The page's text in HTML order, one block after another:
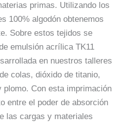
primas. Utilizando los
100% algodón obtenemos
Sobre estos tejidos se
emulsión acrílica TK11
en nuestros talleres
colas, dióxido de titanio,
Con esta imprimación
entre el poder de absorción
las cargas y materiales